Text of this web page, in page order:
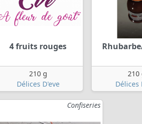
4 fruits rouges
210 g
Délices D'eve
210
Délices
Confiseries